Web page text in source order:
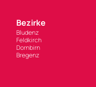
Informieren
Werben mit ländleimmo.at
Preise & Leistungen für